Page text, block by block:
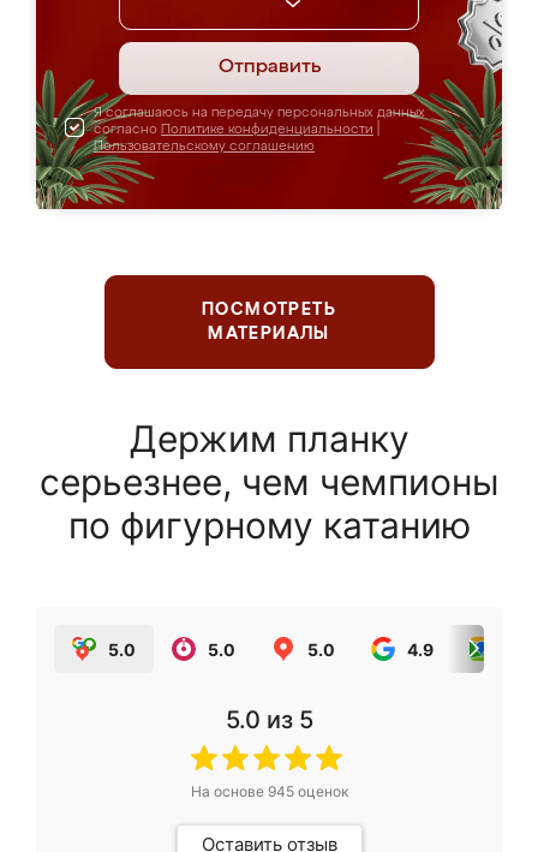
Отправить
Я соглашаюсь на передачу персональных данных
согласно Политике конфиденциальности
Пользовательскому соглашению
ПОСМОТРЕТЬ
МАТЕРИАЛЫ
Держим планку
серьезнее, чем чемпионы
по фигурному катанию
5.0 5.0 5.0 4.9
5.0 из 5
На основе 945оценок
Оставить отзыв